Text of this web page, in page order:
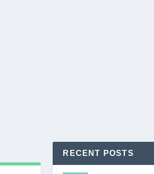
RECENT POSTS